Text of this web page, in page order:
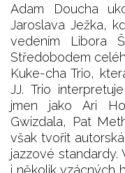
Adam Doucha
Jaroslava Ježka,
vedením Libora
Středobodem
Kuke-cha Trio,
JJ. Trio
jmen jako Ari
Gwizdala, Pat
však tvořit
jazzové
i několik vzácných